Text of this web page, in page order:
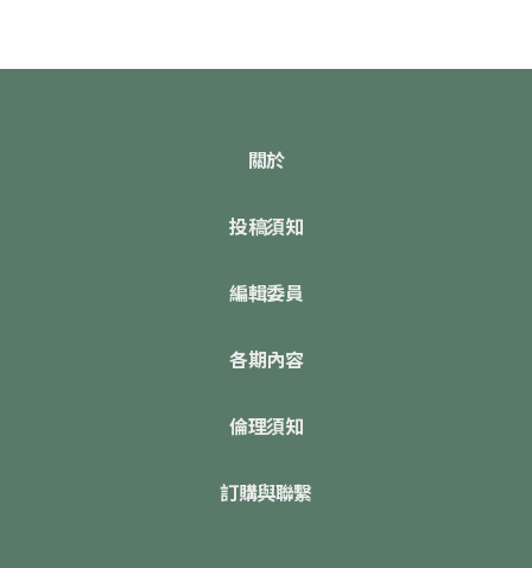
關於
投稿須知
編輯委員
各期內容
倫理須知
訂購與聯繫